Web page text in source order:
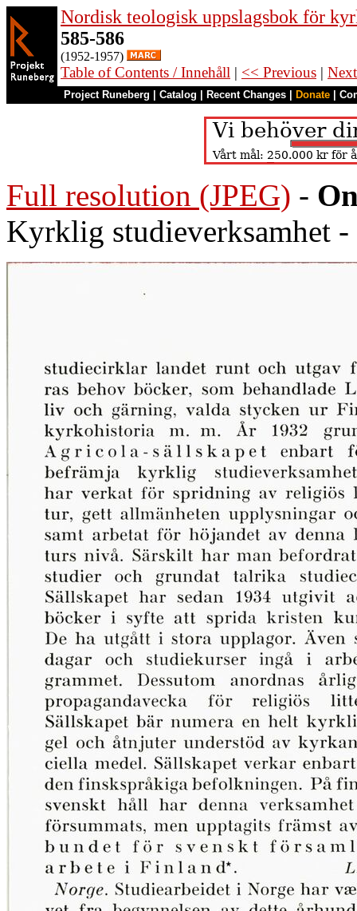
Nordisk teologisk uppslagsbok för
585-586
(1952-1957)
Table of Contents / Innehåll | << Previous |
Project Runeberg Catalog Recent Changes Donate
Full resolution (JPEG) -
Kyrklig studieverksamhet